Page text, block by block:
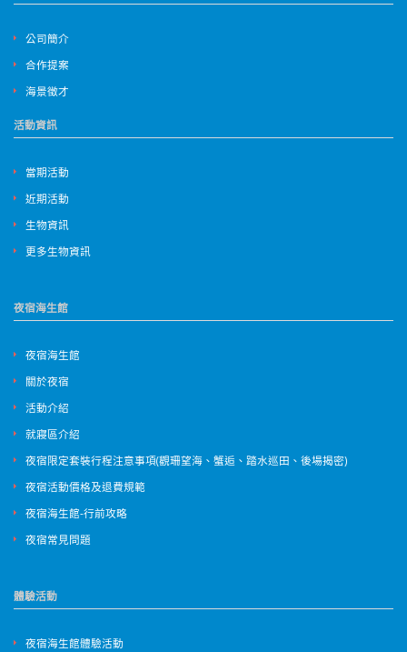
公司簡介
合作提案
海景徵才
活動資訊
當期活動
近期活動
生物資訊
更多生物資訊
夜宿海生館
夜宿海生館
關於夜宿
活動介紹
就寢區介紹
夜宿限定套裝行程注意事項(觀珊望海、蟹逅、踏水巡田、後場揭密)
夜宿活動價格及退費規範
夜宿海生館-行前攻略
夜宿常見問題
體驗活動
夜宿海生館體驗活動